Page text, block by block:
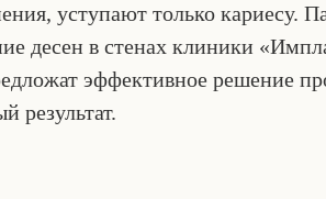
уступают только кариесу.
десен в стенах клиники
эффективное решение
результат.